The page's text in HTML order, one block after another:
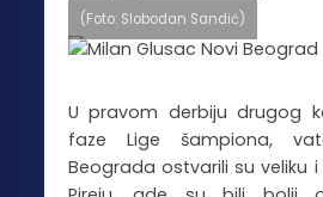
(Foto: Slobodan Sandić)
U pravom derbiju drugog
faze Lige šampiona,
Beograda ostvarili su veliku